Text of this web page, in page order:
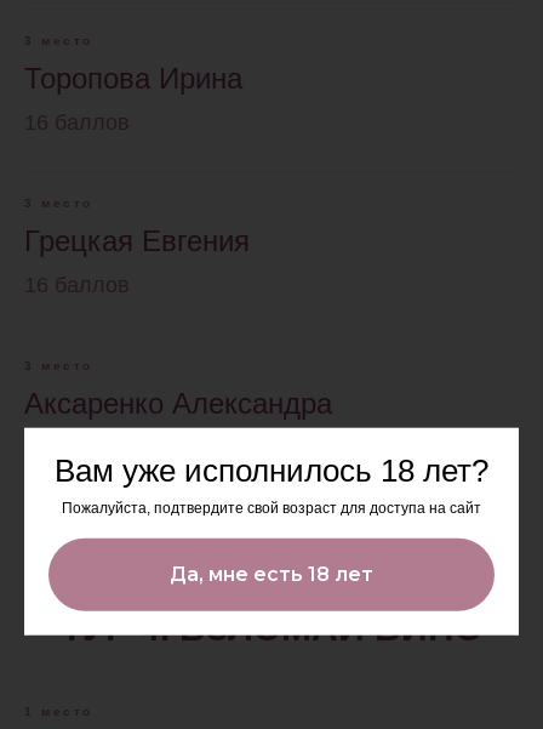
Вам уже исполнилось 18 лет?
Пожалуйста, подтвердите свой возраст для доступа на сайт
Да, мне есть 18 лет
3 место
Торопова Ирина
16 баллов
3 место
Грецкая Евгения
16 баллов
3 место
Аксаренко Александра
ТУР 4. ВЗЛОМАЙ ВИНО
1 место